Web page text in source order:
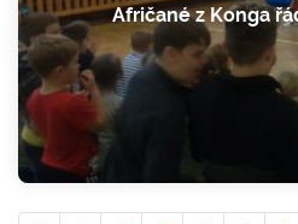
Afričané z Konga